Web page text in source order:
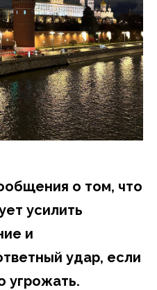
о том, что
усилить
и
удар, если
угрожать.